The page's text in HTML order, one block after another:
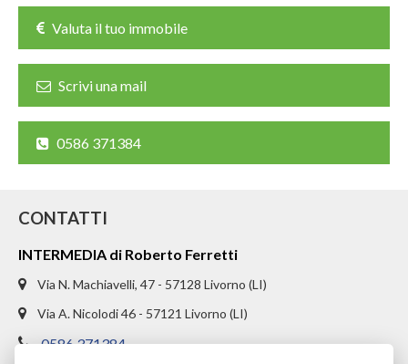
RICHIEDI UNA VALUTAZIONE
LASCIA UNA RICHIESTA
CONTATTI
Valuta il tuo immobile
Scrivi una mail
0586 371384
CONTATTI
INTERMEDIA di Roberto Ferretti
Via N. Machiavelli, 47 - 57128 Livorno (LI)
Via A. Nicolodi 46 - 57121 Livorno (LI)
0586 371384